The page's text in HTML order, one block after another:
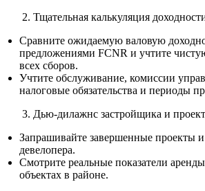
Тщательная калькуляция
Сравните ожидаемую валовую
предложениями FCNR и учтите
всех сборов.
Учтите обслуживание, комиссии
налоговые обязательства и периоды
Дью‑дилажнс застройщика и
Запрашивайте завершенные проекты
девелопера.
Смотрите реальные показатели
объектах в районе.